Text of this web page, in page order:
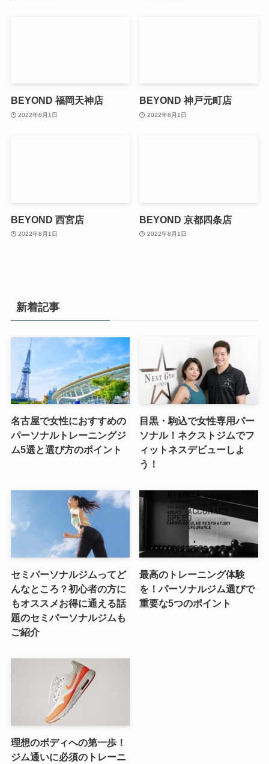
BEYOND 福岡天神店
2022年8月1日
BEYOND 神戸元町店
2022年8月1日
BEYOND 西宮店
2022年8月1日
BEYOND 京都四条店
2022年8月1日
新着記事
名古屋で女性におすすめの
パーソナルトレーニングジ
ム5選と選び方のポイント
目黒・駒込で女性専用パー
ソナル！ネクストジムでフ
ィットネスデビューしよ
う！
セミパーソナルジムってど
んなところ？初心者の方に
もオススメお得に通える話
題のセミパーソナルジムも
ご紹介
最高のトレーニング体験
を！パーソナルジム選びで
重要な5つのポイント
理想のボディへの第一歩！
ジム通いに必須のトレーニ